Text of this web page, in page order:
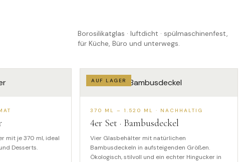
Borosilikatglas · luftdicht · spülmaschinenfest,
für Küche, Büro und unterwegs.
mit je 370 ml, ideal
Desserts.
AUF LAGER
370 ML – 1.520 ML · NACHHALTIG
4er Set · Bambusdeckel
Vier Glasbehälter mit natürlichen
Bambusdeckeln in aufsteigenden Größen.
Ökologisch, stilvoll und ein echter Hingucker in